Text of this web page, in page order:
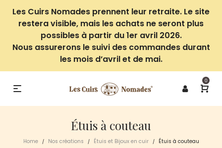
Les Cuirs Nomades prennent leur retraite. Le site
restera visible, mais les achats ne seront plus
possibles à partir du 1er avril 2026.
Nous assurerons le suivi des commandes durant
les mois d’avril et de mai.
0
Étuis à couteau
Home / Nos créations / Étuis et Bijoux en cuir / Étuis à couteau